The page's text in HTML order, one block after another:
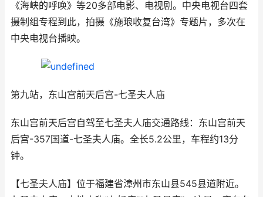
《海峡的呼唤》等20多部电影、电视剧。中央电视台四套
摄制组专程到此，拍摄《施琅收复台湾》专题片，多次在
中央电视台播映。
第九站，东山宫前天后宫-七圣夫人庙
东山宫前天后宫自驾至七圣夫人庙交通路线：东山宫前天
后宫-357国道-七圣夫人庙。全长5.2公里，车程约13分
钟。
【七圣夫人庙】位于福建省漳州市东山县545县道附近。